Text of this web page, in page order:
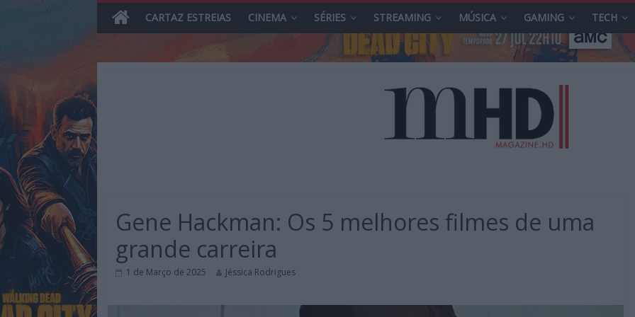
to
content
Reviews
CARTAZ ESTREIAS CINEMA SÉRIES STREAMING MÚSICA GAMING TECH
Gene Hackman: Os 5 melhores filmes de uma
grande carreira
1 de Março de 2025 Jéssica Rodrigues